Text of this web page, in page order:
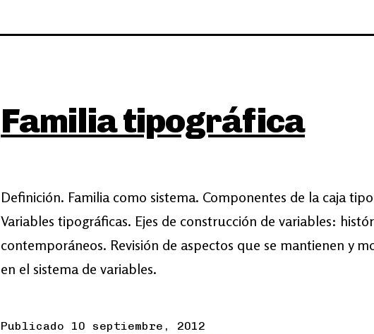
Familia tipográfica
Definición. Familia como sistema. Componentes de la caja
Variables tipográficas. Ejes de construcción de variables:
contemporáneos. Revisión de aspectos que se mantienen y
en el sistema de variables.
Publicado 10 septiembre, 2012